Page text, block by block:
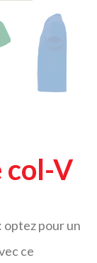
col-V
: optez pour un
ce